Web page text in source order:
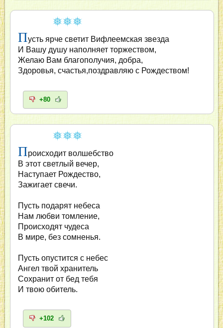
Пусть ярче светит Вифлеемская звезда
И Вашу душу наполняет торжеством,
Желаю Вам благополучия, добра,
Здоровья, счастья,поздравляю с Рождеством!
+80
Происходит волшебство
В этот светлый вечер,
Наступает Рождество,
Зажигает свечи.
Пусть подарят небеса
Нам любви томление,
Происходят чудеса
В мире, без сомненья.
Пусть опустится с небес
Ангел твой хранитель
Сохранит от бед тебя
И твою обитель.
+102